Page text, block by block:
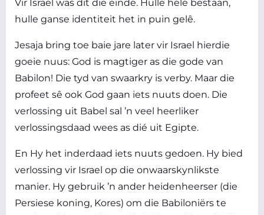
Vir Israel was dit die einde. Hulle hele bestaan,
hulle ganse identiteit het in puin gelê.
Jesaja bring toe baie jare later vir Israel hierdie
goeie nuus: God is magtiger as die gode van
Babilon! Die tyd van swaarkry is verby. Maar die
profeet sê ook God gaan iets nuuts doen. Die
verlossing uit Babel sal ’n veel heerliker
verlossingsdaad wees as dié uit Egipte.
En Hy het inderdaad iets nuuts gedoen. Hy bied
verlossing vir Israel op die onwaarskynlikste
manier. Hy gebruik ’n ander heidenheerser (die
Persiese koning, Kores) om die Babiloniërs te